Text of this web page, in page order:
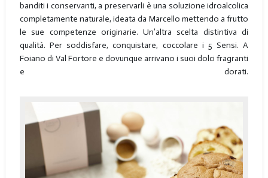
banditi i conservanti, a preservarli è una soluzione idroalcolica
completamente naturale, ideata da Marcello mettendo a frutto
le sue competenze originarie. Un’altra scelta distintiva di
qualità. Per soddisfare, conquistare, coccolare i 5 Sensi. A
Foiano di Val Fortore e dovunque arrivano i suoi dolci fragranti
e dorati.